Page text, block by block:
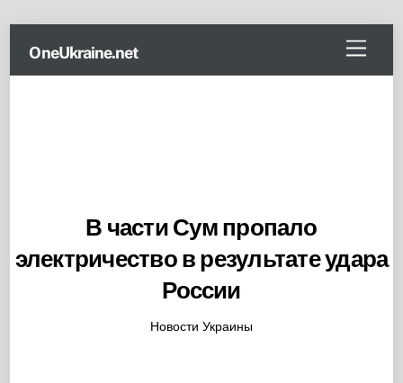
content
Menu
OneUkraine.net
В части Сум пропало
электричество в результате удара
России
Новости Украины